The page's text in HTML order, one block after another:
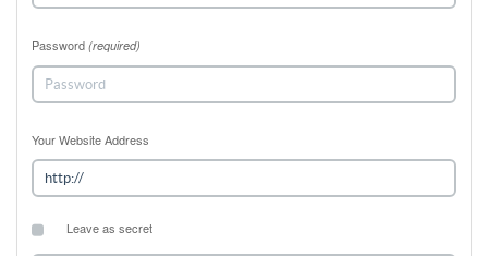
Password (required)
Your Website Address
Leave as secret